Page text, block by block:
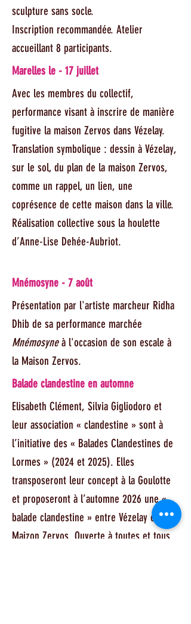
sculpture sans socle.
Inscription recommandée. Atelier
accueillant 8 participants.
Marelles le - 17 juillet
Avec les membres du collectif,
performance visant à inscrire de manière
fugitive la maison Zervos dans Vézelay.
Translation symbolique : dessin à Vézelay,
sur le sol, du plan de la maison Zervos,
comme un rappel, un lien, une
coprésence de cette maison dans la ville.
Réalisation collective sous la houlette
d’Anne-Lise Dehée-Aubriot.
Mnémosyne - 7 août
Présentation par l'artiste marcheur Ridha
Dhib de sa performance marchée
Mnémosyneà l'occasion de son escale à
la Maison Zervos.
Balade clandestine en automne
Elisabeth Clément, Silvia Gigliodoro et
leur association « clandestine » sont à
l’initiative des « Balades Clandestines de
Lormes » (2024 et 2025). Elles
transposeront leur concept à la Goulotte
et proposeront à l’automne 2026 une «
balade clandestine » entre Vézelay et La
Maizon Zervos. Ouverte à toutes et tous